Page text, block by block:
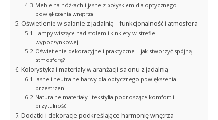
Meble na nóżkach i jasne z połyskiem dla optycznego
powiększenia wnętrza
Oświetlenie w salonie z jadalnią – funkcjonalność i atmosfera
Lampy wiszące nad stołem i kinkiety w strefie
wypoczynkowej
Oświetlenie dekoracyjne i praktyczne – jak stworzyć spójną
atmosferę?
Kolorystyka i materiały w aranżacji salonu z jadalnią
Jasne i neutralne barwy dla optycznego powiększenia
przestrzeni
Naturalne materiały i tekstylia podnoszące komfort i
przytulność
Dodatki i dekoracje podkreślające harmonię wnętrza